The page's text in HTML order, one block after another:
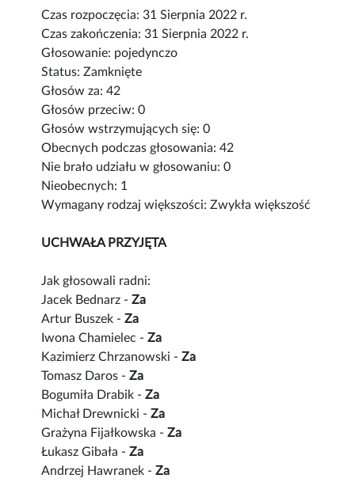
Czas rozpoczęcia: 31 Sierpnia 2022 r.
Czas zakończenia: 31 Sierpnia 2022 r.
Głosowanie: pojedynczo
Status: Zamknięte
Głosów za: 42
Głosów przeciw: 0
Głosów wstrzymujących się: 0
Obecnych podczas głosowania: 42
Nie brało udziału w głosowaniu: 0
Nieobecnych: 1
Wymagany rodzaj większości: Zwykła większość
UCHWAŁA PRZYJĘTA
Jak głosowali radni:
Jacek Bednarz -Za
Artur Buszek -Za
Iwona Chamielec -Za
Kazimierz Chrzanowski -Za
Tomasz Daros -Za
Bogumiła Drabik -Za
Michał Drewnicki -Za
Grażyna Fijałkowska -Za
Łukasz Gibała -Za
Andrzej Hawranek -Za